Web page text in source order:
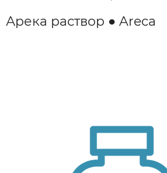
Арека раствор ● Areca